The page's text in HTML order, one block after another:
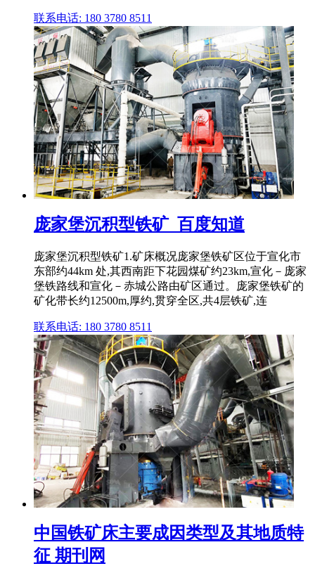
联系电话: 180 3780 8511
庞家堡沉积型铁矿_百度知道
庞家堡沉积型铁矿1.矿床概况庞家堡铁矿区位于宣化市
东部约44km 处,其西南距下花园煤矿约23km,宣化－庞家
堡铁路线和宣化－赤城公路由矿区通过。庞家堡铁矿的
矿化带长约12500m,厚约,贯穿全区,共4层铁矿,连
联系电话: 180 3780 8511
中国铁矿床主要成因类型及其地质特
征 期刊网